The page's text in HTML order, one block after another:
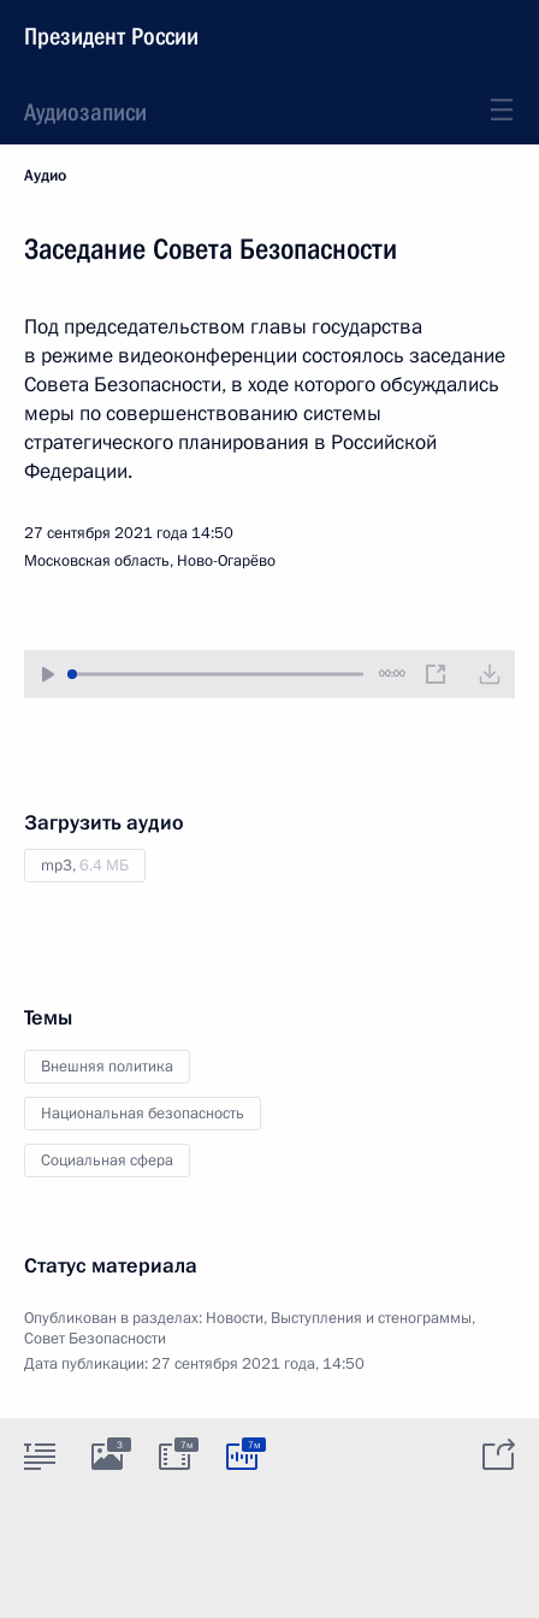
Президент России
Аудиозаписи
Аудио
Заседание Совета Безопасности
Под председательством главы государства
в режиме видеоконференции состоялось заседание
Совета Безопасности, в ходе которого обсуждались
меры по совершенствованию системы
стратегического планирования в Российской
Федерации.
27 сентября 2021 года 14:50
Московская область, Ново-Огарёво
00:00
Загрузить аудио
mp3,6.4 МБ
Темы
Внешняя политика
Национальная безопасность
Социальная сфера
Статус материала
Опубликован в разделах: Новости, Выступления и стенограммы,
Совет Безопасности
Дата публикации:27 сентября 2021 года, 14:50
3 7м 7м